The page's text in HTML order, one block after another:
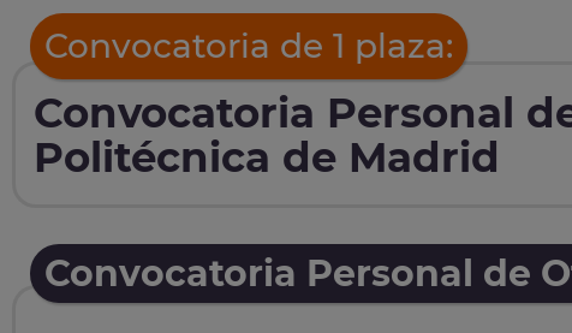
Convocatoria de 1 plaza:
Convocatoria Personal
Politécnica de Madrid
Convocatoria Personal de